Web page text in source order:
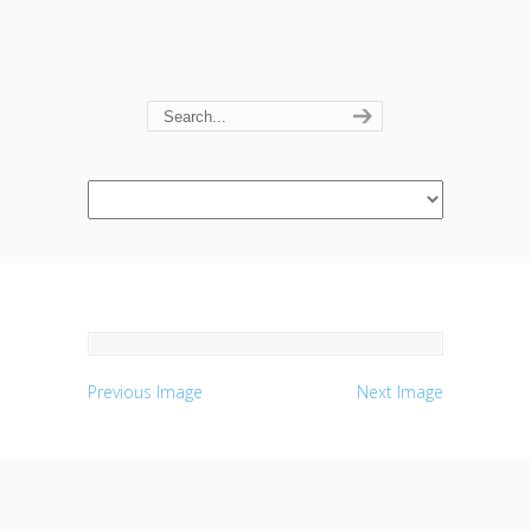
Previous Image Next Image